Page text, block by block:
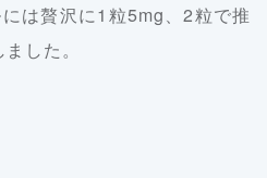
は贅沢に1粒5mg、2粒で推
した。